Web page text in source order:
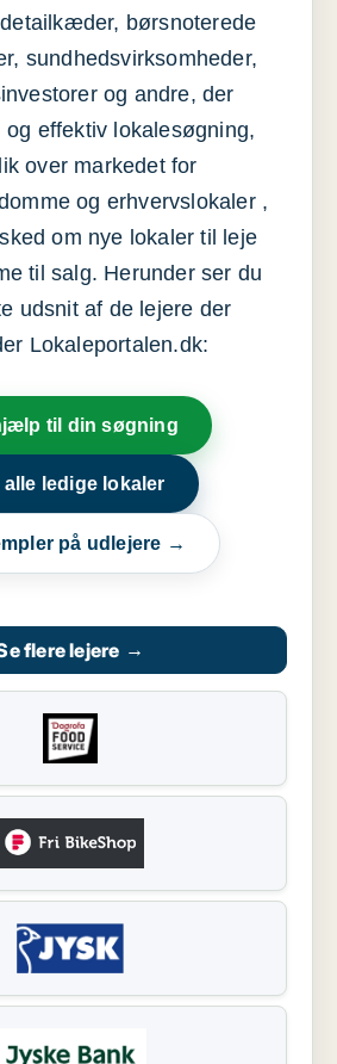
børsnoterede
sundhedsvirksomheder,
og andre, der
og effektiv lokalesøgning,
over markedet for
og erhvervslokaler ,
om nye lokaler til leje
til salg. Herunder ser du
udsnit af de lejere der
Lokaleportalen.dk:
til din søgning
alle ledige lokaler
på udlejere →
flere lejere →